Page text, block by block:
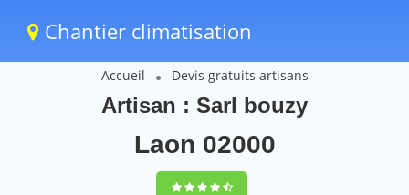
Chantier climatisation
Accueil Devis gratuits artisans
Artisan : Sarl bouzy
Laon 02000